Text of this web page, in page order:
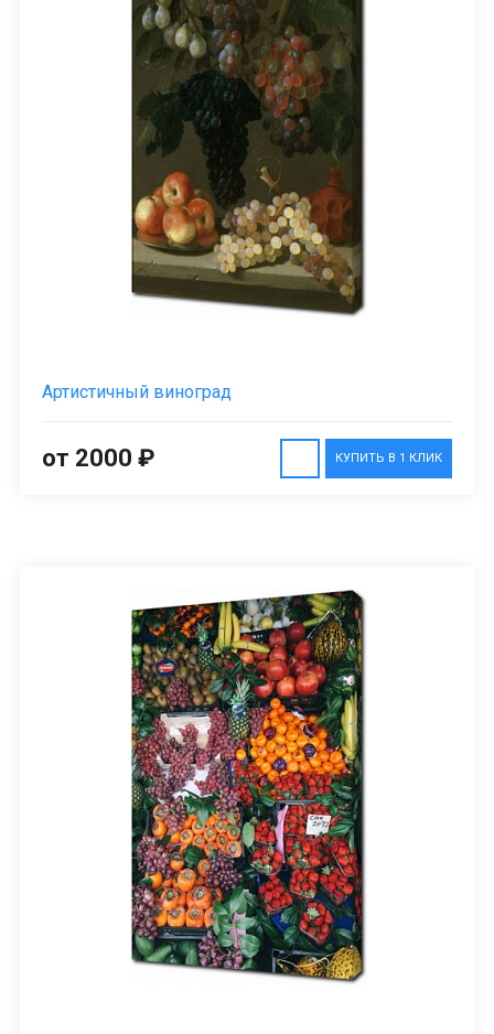
Артистичный виноград
КУПИТЬ В 1 КЛИК
от 2000 ₽